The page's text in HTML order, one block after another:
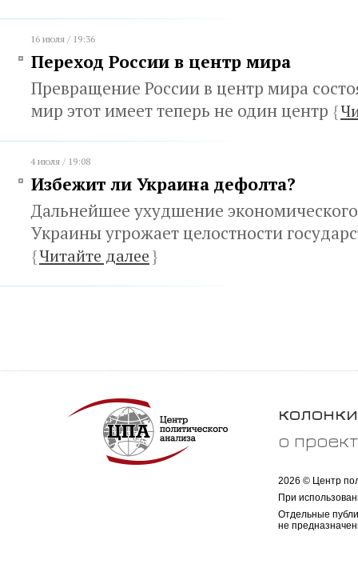
16 июля / 19:36
Переход России в центр мира
Превращение России в центр мира
мир этот имеет теперь не один центр {
4 июля / 19:08
Избежит ли Украина дефолта?
Дальнейшее ухудшение
Украины угрожает целостности
{Читайте далее}
колонки
о
2026 © Центр
При
Отдельные
не